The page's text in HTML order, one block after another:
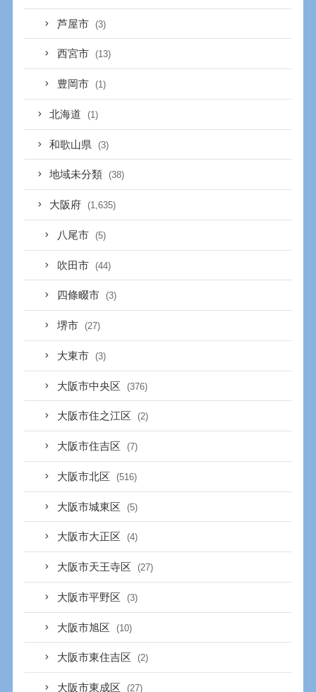
芦屋市 (3)
西宮市 (13)
豊岡市 (1)
北海道 (1)
和歌山県 (3)
地域未分類 (38)
大阪府 (1,635)
八尾市 (5)
吹田市 (44)
四條畷市 (3)
堺市 (27)
大東市 (3)
大阪市中央区 (376)
大阪市住之江区 (2)
大阪市住吉区 (7)
大阪市北区 (516)
大阪市城東区 (5)
大阪市大正区 (4)
大阪市天王寺区 (27)
大阪市平野区 (3)
大阪市旭区 (10)
大阪市東住吉区 (2)
大阪市東成区 (27)